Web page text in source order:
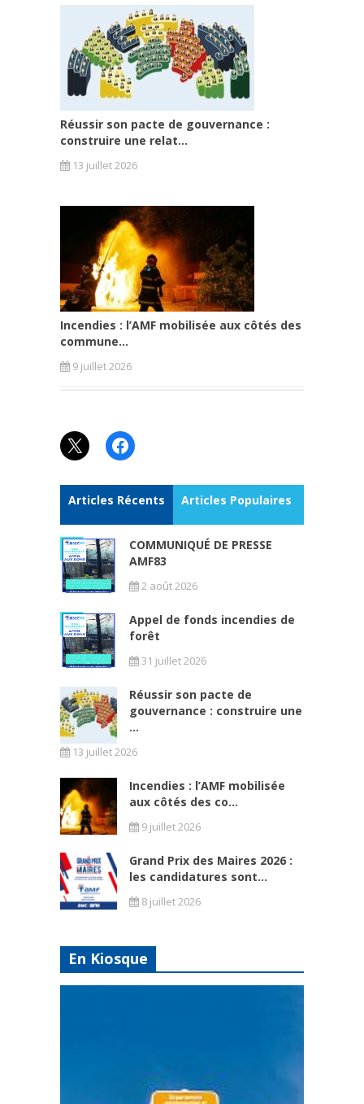
Réussir son pacte de gouvernance :
construire une relat...
13 juillet 2026
Incendies : l’AMF mobilisée aux côtés des
commune...
9 juillet 2026
X Facebook
Articles Récents Articles Populaires
COMMUNIQUÉ DE PRESSE
AMF83
2 août 2026
Appel de fonds incendies de
forêt
31 juillet 2026
Réussir son pacte de
gouvernance : construire une
...
13 juillet 2026
Incendies : l’AMF mobilisée
aux côtés des co...
9 juillet 2026
Grand Prix des Maires 2026 :
les candidatures sont...
8 juillet 2026
En Kiosque